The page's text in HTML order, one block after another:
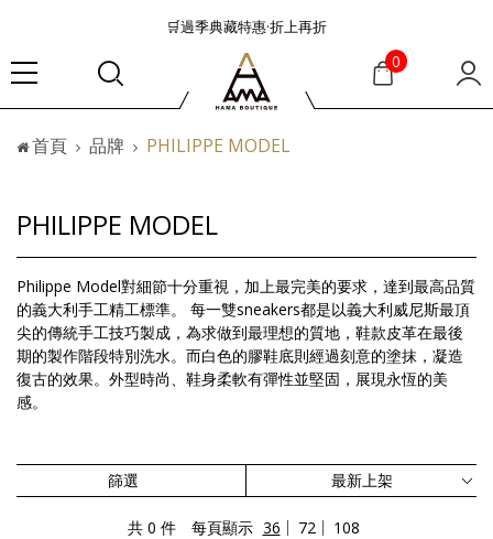
🛒過季典藏特惠·折上再折
👜大容量包款美學從不只是收納
『折扣』降臨，將時髦夏季全部收藏
🟤「萬元初」入手HEREU小眾靜奢品牌包款
🟤TODS的義大利經典美學超越了短暫流行
『折扣』降臨，將時髦夏季全部收藏
🟤「萬元初」入手HEREU小眾靜奢品牌包款
0
首頁 品牌 PHILIPPE MODEL
PHILIPPE MODEL
Philippe Model對細節十分重視，加上最完美的要求，達到最高品質
的義大利手工精工標準。 每一雙sneakers都是以義大利威尼斯最頂
尖的傳統手工技巧製成，為求做到最理想的質地，鞋款皮革在最後
期的製作階段特別洗水。而白色的膠鞋底則經過刻意的塗抹，凝造
復古的效果。外型時尚、鞋身柔軟有彈性並堅固，展現永恆的美
感。
篩選
共 0 件 每頁顯示 36 72 108